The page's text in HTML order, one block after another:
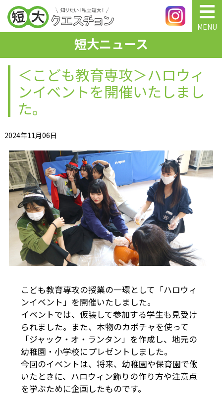
MENU
短大ニュース
＜こども教育専攻＞ハロウィ
ンイベントを開催いたしまし
た。
2024年11月06日
こども教育専攻の授業の一環として「ハロウィ
ンイベント」を開催いたしました。
イベントでは、仮装して参加する学生も見受け
られました。また、本物のカボチャを使って
「ジャック・オ・ランタン」を作成し、地元の
幼稚園・小学校にプレゼントしました。
今回のイベントは、将来、幼稚園や保育園で働
いたときに、ハロウィン飾りの作り方や注意点
を学ぶために企画したものです。